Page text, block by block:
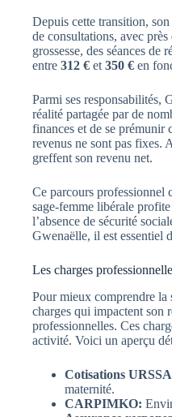
Depuis cette transition,
de consultations, avec
grossesse, des séances
entre 312 € et350 € en
Parmi ses responsabilités,
réalité partagée par de
finances et de se prémunir
revenus ne sont pas fixes.
greffent son revenu net.
Ce parcours professionnel
sage-femme libérale
l’absence de sécurité
Gwenaëlle, il est essentiel
Les charges
Pour mieux comprendre la
charges qui impactent son
professionnelles. Ces
activité. Voici un aperçu
Cotisations
maternité.
CARPIMKO: